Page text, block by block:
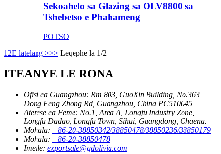
Sekoahelo sa Glazing sa OLV8800 sa
Tshebetso e Phahameng
POTSO
1 2E latelang >>> Leqephe la 1/2
ITEANYE LE RONA
Ofisi ea Guangzhou: Rm 803, GuoXin Building, No.363
Dong Feng Zhong Rd, Guangzhou, China PC510045
Aterese ea Feme: No.1, Area A, Longfu Industry Zone,
Longfu Dadao, Longfu Town, Sihui, Guangdong, Chaena.
Mohala: +86-20-38850342/38850478/38850236/38850179
Mohala: +86-20-38850478
Imeile: exportsale@gdolivia.com